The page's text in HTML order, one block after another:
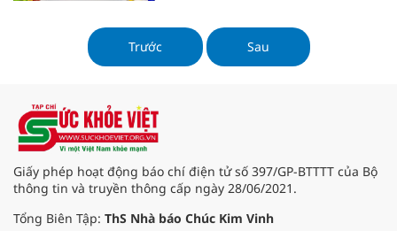
cách trở nên đặc biệt quan trọng
để phòng tránh ngộ độc trong
mùa hè...
Trước Sau
Giấy phép hoạt động báo chí điện tử số 397/GP-BTTTT của Bộ
thông tin và truyền thông cấp ngày 28/06/2021.
Tổng Biên Tập: ThS Nhà báo Chúc Kim Vinh